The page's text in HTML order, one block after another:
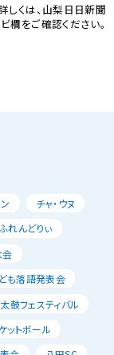
くは、山梨日日新聞
欄をご確認ください。
チャ・ウヌ
れんどりぃ
会
も落語発表会
鼓フェスティバル
ットボール